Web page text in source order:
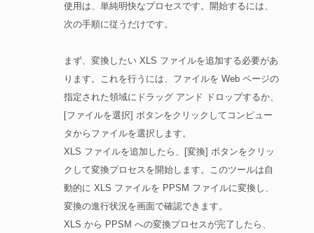
使用は、単純明快なプロセスです。開始するには、
次の手順に従うだけです。
まず、変換したい XLS ファイルを追加する必要があ
ります。これを行うには、ファイルを Web ページの
指定された領域にドラッグ アンド ドロップするか、
[ファイルを選択] ボタンをクリックしてコンピュー
タからファイルを選択します。
XLS ファイルを追加したら、[変換] ボタンをクリッ
クして変換プロセスを開始します。このツールは自
動的に XLS ファイルを PPSM ファイルに変換し、
変換の進行状況を画面で確認できます。
XLS から PPSM への変換プロセスが完了したら、